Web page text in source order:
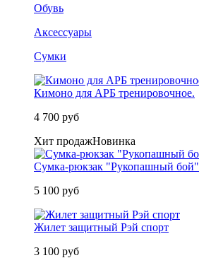
Обувь
Аксессуары
Сумки
Кимоно для АРБ тренировочное.
4 700 руб
Хит продажНовинка
Сумка-рюкзак "Рукопашный бой"
5 100 руб
Жилет защитный Рэй спорт
3 100 руб